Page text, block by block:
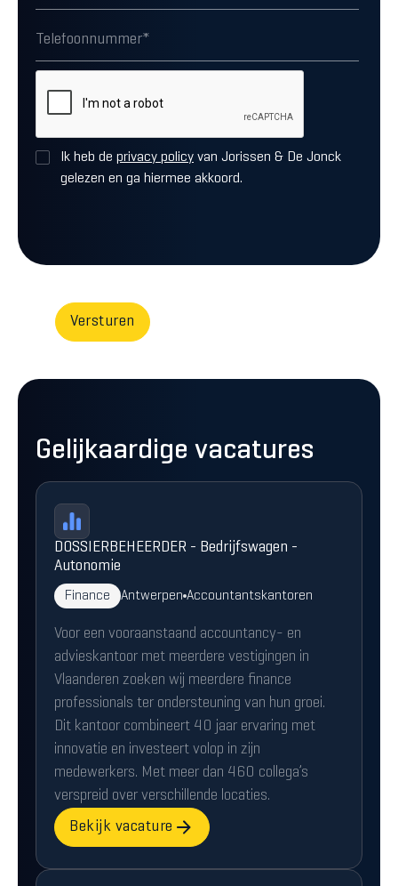
Ik heb de privacy policy van Jorissen & De Jonck
gelezen en ga hiermee akkoord.
Gelijkaardige vacatures
DOSSIERBEHEERDER - Bedrijfswagen -
Autonomie
Finance Antwerpen Accountantskantoren
Voor een vooraanstaand accountancy- en
advieskantoor met meerdere vestigingen in
Vlaanderen zoeken wij meerdere finance
professionals ter ondersteuning van hun groei.
Dit kantoor combineert 40 jaar ervaring met
innovatie en investeert volop in zijn
medewerkers. Met meer dan 460 collega’s
verspreid over verschillende locaties.
Bekijk vacature